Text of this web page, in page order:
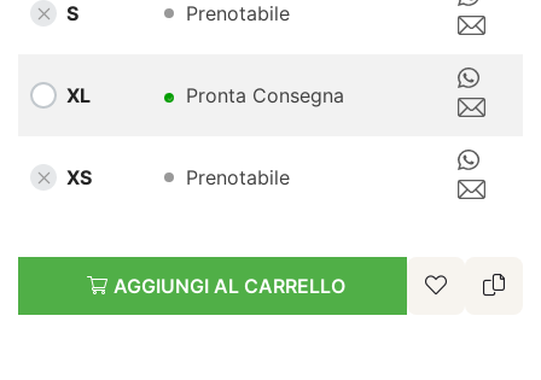
S Prenotabile
XL Pronta Consegna
XS Prenotabile
AGGIUNGI AL CARRELLO